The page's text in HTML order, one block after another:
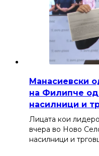
Манасиевски
на Филипче
насилници и
Лицата кои
вчера во Ново
насилници и